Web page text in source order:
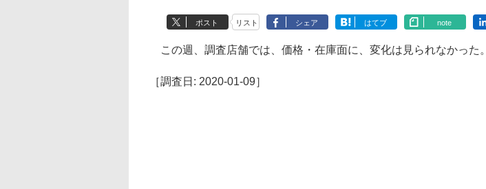
ポスト リスト シェア はてブ note
この週、調査店舗では、価格・在庫面に、変化は見られなかった。
［調査日: 2020-01-09］